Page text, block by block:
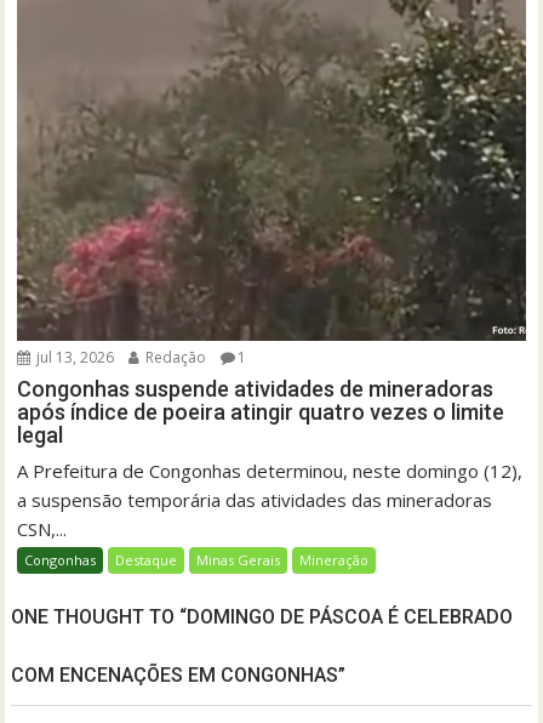
jul 13, 2026 Redação 1
Congonhas suspende atividades de mineradoras
após índice de poeira atingir quatro vezes o limite
legal
A Prefeitura de Congonhas determinou, neste domingo (12),
a suspensão temporária das atividades das mineradoras
CSN,...
Congonhas Destaque Minas Gerais Mineração
ONE THOUGHT TO “DOMINGO DE PÁSCOA É CELEBRADO
COM ENCENAÇÕES EM CONGONHAS”